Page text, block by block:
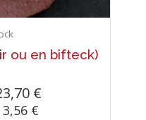
ou en bifteck)
€
3,56 €